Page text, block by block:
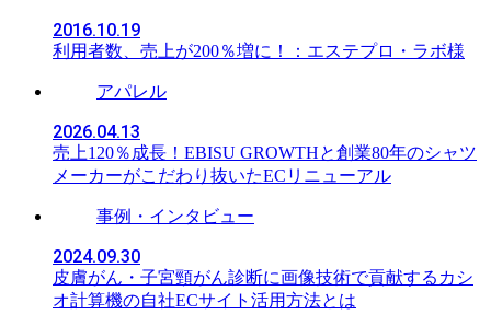
2016.10.19
利用者数、売上が200％増に！：エステプロ・ラボ様
アパレル
2026.04.13
売上120％成長！EBISU GROWTHと創業80年のシャツ
メーカーがこだわり抜いたECリニューアル
事例・インタビュー
2024.09.30
皮膚がん・子宮頸がん診断に画像技術で貢献するカシ
オ計算機の自社ECサイト活用方法とは